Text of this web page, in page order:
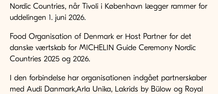
Nordic Countries, når Tivoli i København lægger rammer for
uddelingen 1. juni 2026.
Food Organisation of Denmark er Host Partner for det
danske værtskab for MICHELIN Guide Ceremony Nordic
Countries 2025 og 2026.
I den forbindelse har organisationen indgået partnerskaber
med Audi Danmark,Arla Unika, Lakrids by Bülow og Royal